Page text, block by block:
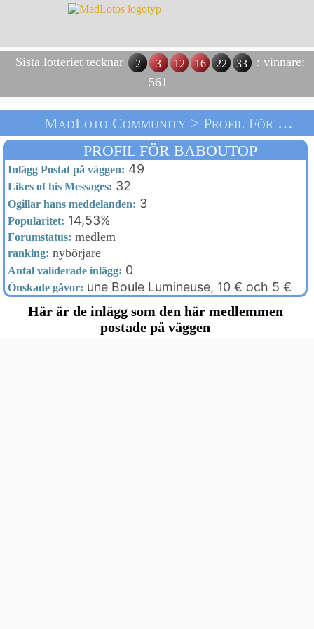
Sista lotteriet tecknar 2 3 12 16 22 33
: vinnare:
561
MadLoto Community > Profil För Baboutop > Välkommen
PROFIL FÖR BABOUTOP
Inlägg Postat på väggen: 49
Likes of his Messages: 32
Ogillar hans meddelanden: 3
Popularitet: 14,53%
Forumstatus: medlem
ranking: nybörjare
Antal validerade inlägg: 0
Önskade gåvor: une Boule Lumineuse, 10 € och 5 €
Här är de inlägg som den här medlemmen
postade på väggen